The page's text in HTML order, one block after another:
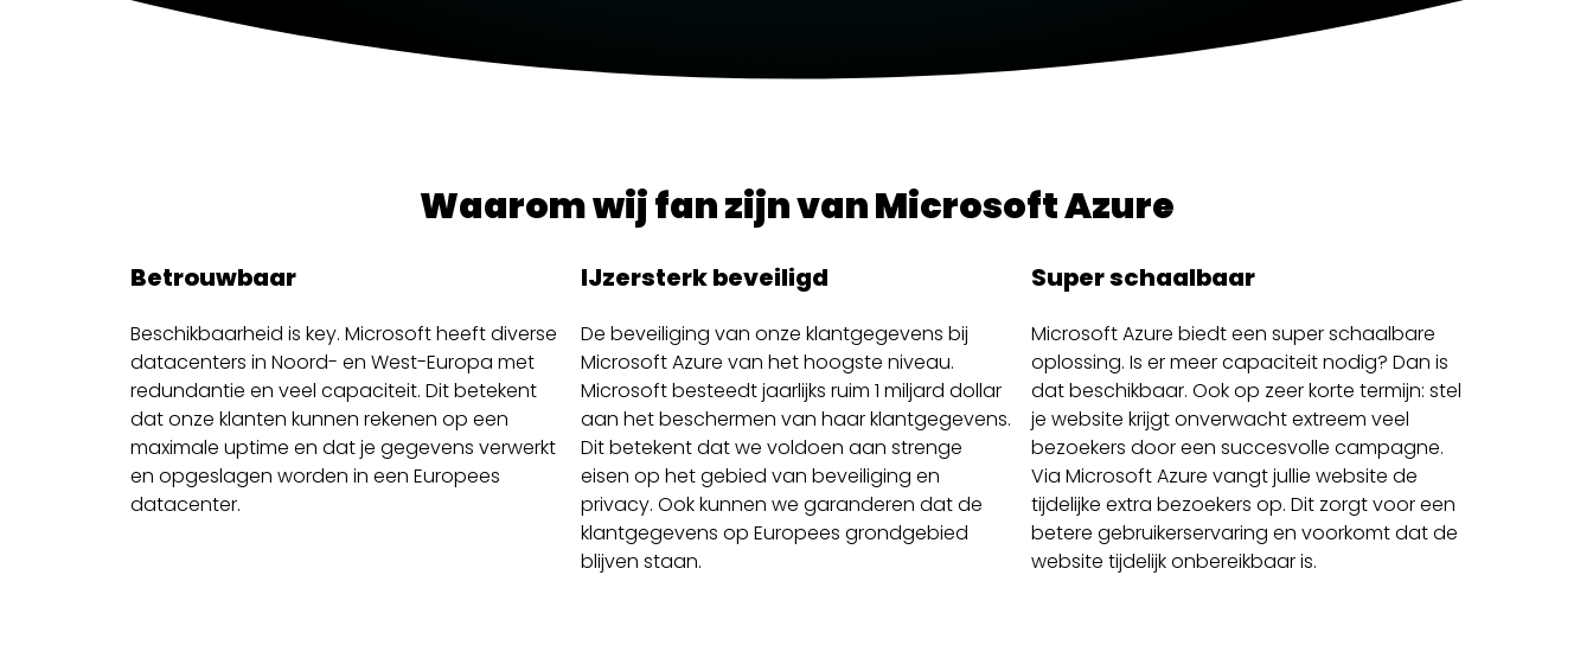
Waarom wij fan zijn van Microsoft Azure
Betrouwbaar
Beschikbaarheid is key. Microsoft heeft diverse
datacenters in Noord- en West-Europa met
redundantie en veel capaciteit. Dit betekent
dat onze klanten kunnen rekenen op een
maximale uptime en dat je gegevens verwerkt
en opgeslagen worden in een Europees
datacenter.
IJzersterk beveiligd
De beveiliging van onze klantgegevens bij
Microsoft Azure van het hoogste niveau.
Microsoft besteedt jaarlijks ruim 1 miljard dollar
aan het beschermen van haar klantgegevens.
Dit betekent dat we voldoen aan strenge
eisen op het gebied van beveiliging en
privacy. Ook kunnen we garanderen dat de
klantgegevens op Europees grondgebied
blijven staan.
Super schaalbaar
Microsoft Azure biedt een super schaalbare
oplossing. Is er meer capaciteit nodig? Dan is
dat beschikbaar. Ook op zeer korte termijn: stel
je website krijgt onverwacht extreem veel
bezoekers door een succesvolle campagne.
Via Microsoft Azure vangt jullie website de
tijdelijke extra bezoekers op. Dit zorgt voor een
betere gebruikerservaring en voorkomt dat de
website tijdelijk onbereikbaar is.